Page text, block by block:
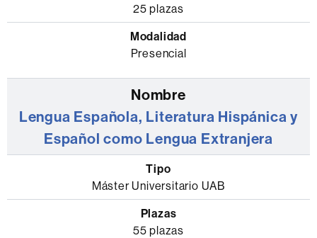
25 plazas
Presencial
Lengua Española, Literatura Hispánica y
Español como Lengua Extranjera
Máster Universitario UAB
55 plazas